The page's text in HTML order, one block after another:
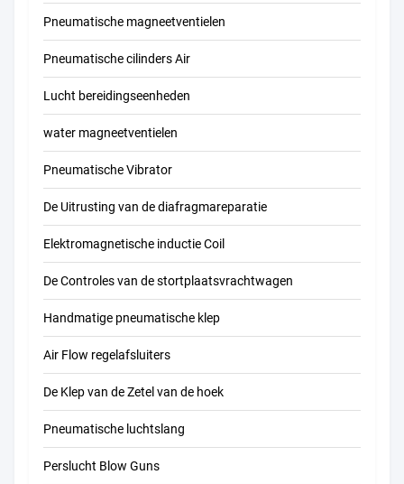
Pneumatische magneetventielen
Pneumatische cilinders Air
Lucht bereidingseenheden
water magneetventielen
Pneumatische Vibrator
De Uitrusting van de diafragmareparatie
Elektromagnetische inductie Coil
De Controles van de stortplaatsvrachtwagen
Handmatige pneumatische klep
Air Flow regelafsluiters
De Klep van de Zetel van de hoek
Pneumatische luchtslang
Perslucht Blow Guns